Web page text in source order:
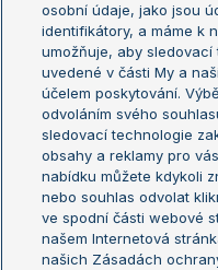
Žebříček WTA (ženy)
Sázkařský žebříček
Aktualní trendy
Fotbalové přestupy
Livesport Daily
osobní údaje, jako jsou
identifikátory, a máme k
umožňuje, aby
uvedené v části My a
účelem poskytování.
odvoláním svého
sledovací technologie
obsahy a reklamy pro
nabídku můžete kdykoli
nebo souhlas odvolat
ve spodní části webové
našem Internetová
našich Zásadách